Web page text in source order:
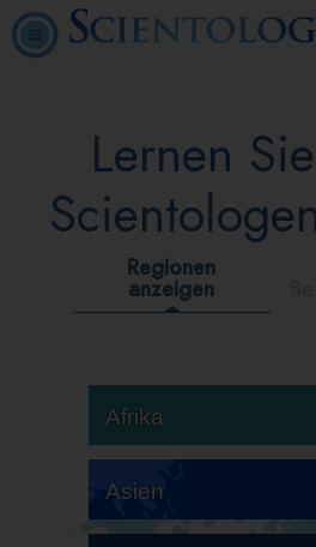
Lernen
Regionen
anzeigen
Afrika
Asien